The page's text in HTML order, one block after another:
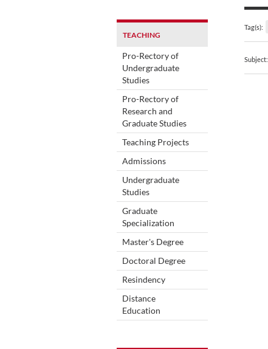
TEACHING
Pro-Rectory of
Undergraduate
Studies
Pro-Rectory of
Research and
Graduate Studies
Teaching Projects
Admissions
Undergraduate
Studies
Graduate
Specialization
Master's Degree
Doctoral Degree
Resindency
Distance
Education
Tag(s):
Subject: